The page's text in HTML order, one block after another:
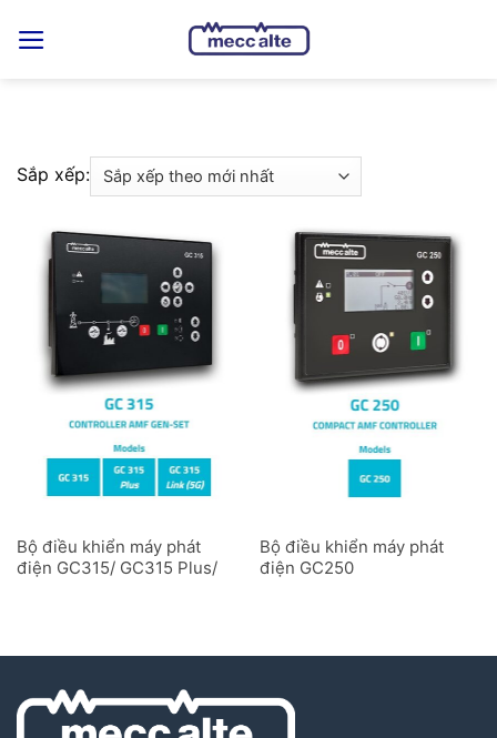
Sắp xếp:
Bộ điều khiển máy phát
điện GC315/ GC315 Plus/
Bộ điều khiển máy phát
điện GC250